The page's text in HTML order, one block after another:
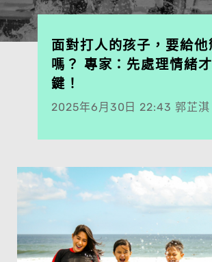
面對打人的孩子，要給他
嗎？ 專家：先處理情緒
鍵！
2025年6月30日 22:43 郭芷淇